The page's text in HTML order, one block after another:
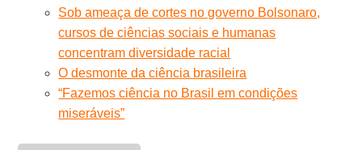
Sob ameaça de cortes no governo Bolsonaro,
cursos de ciências sociais e humanas
concentram diversidade racial
O desmonte da ciência brasileira
“Fazemos ciência no Brasil em condições
miseráveis”